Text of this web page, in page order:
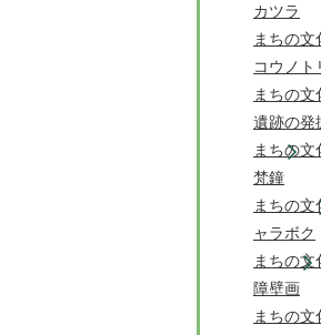
カツラ
まちの
コウノト
まちの
遺跡の発
まちの
梵鐘
まちの
ャラボク
まちの
障壁画
まちの